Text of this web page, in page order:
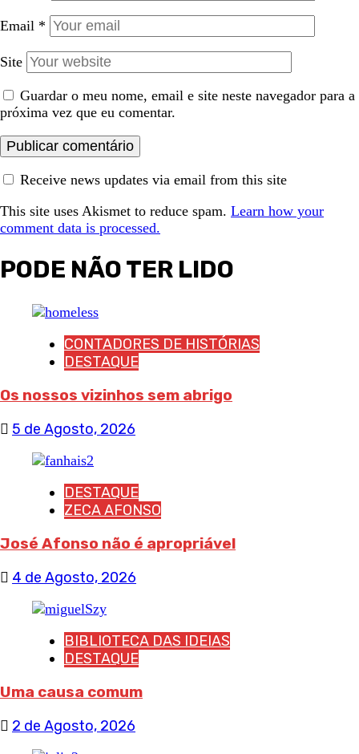
Email *
Site
Guardar o meu nome, email e site neste navegador para a
próxima vez que eu comentar.
Receive news updates via email from this site
This site uses Akismet to reduce spam. Learn how your
comment data is processed.
PODE NÃO TER LIDO
CONTADORES DE HISTÓRIAS
DESTAQUE
Os nossos vizinhos sem abrigo
5 de Agosto, 2026
DESTAQUE
ZECA AFONSO
José Afonso não é apropriável
4 de Agosto, 2026
BIBLIOTECA DAS IDEIAS
DESTAQUE
Uma causa comum
2 de Agosto, 2026